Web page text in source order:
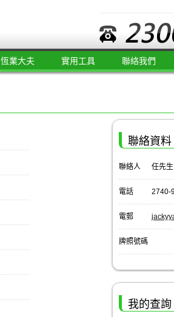
恆業大夫 實用工具 聯絡我們
聯絡資料
聯絡人 任先生
電話 2740-
電郵
牌照號碼
我的查詢